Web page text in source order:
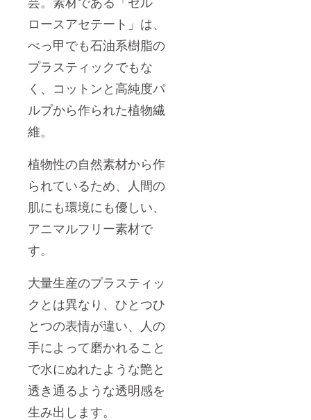
ロースアセテート」は、
べっ甲でも石油系樹脂の
プラスティックでもな
く、コットンと高純度パ
ルプから作られた植物繊
維。
植物性の自然素材から作
られているため、人間の
肌にも環境にも優しい、
アニマルフリー素材で
す。
大量生産のプラスティッ
クとは異なり、ひとつひ
とつの表情が違い、人の
手によって磨かれること
で水にぬれたような艶と
透き通るような透明感を
生み出します。